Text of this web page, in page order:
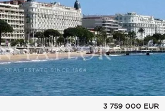
3 759 000 EUR